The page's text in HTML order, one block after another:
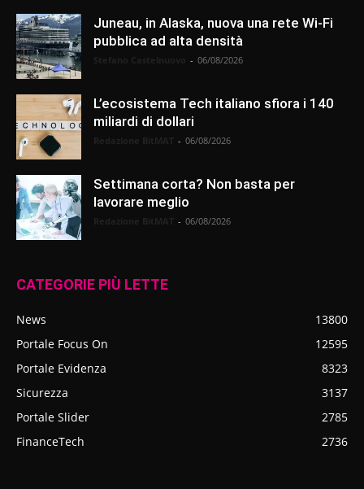
Juneau, in Alaska, nuova una rete Wi-Fi
pubblica ad alta densità
- 06/08/2026
L’ecosistema Tech italiano sfiora i 140
miliardi di dollari
- 06/08/2026
Settimana corta? Non basta per
lavorare meglio
- 06/08/2026
CATEGORIE PIÙ LETTE
News
13800
Portale Focus On
12595
Portale Evidenza
8323
Sicurezza
3137
Portale Slider
2785
FinanceTech
2736